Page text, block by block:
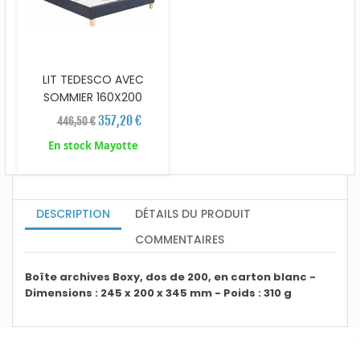
LIT TEDESCO AVEC
SOMMIER 160X200
446,50 € 357,20 €
En stock Mayotte
DESCRIPTION
DÉTAILS DU PRODUIT
COMMENTAIRES
Boîte archives Boxy, dos de 200, en carton blanc -
Dimensions : 245 x 200 x 345 mm - Poids : 310 g